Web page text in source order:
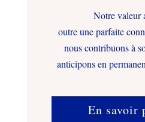
Notre valeur
outre une parfaite
nous contribuons à
anticipons en
En savoir